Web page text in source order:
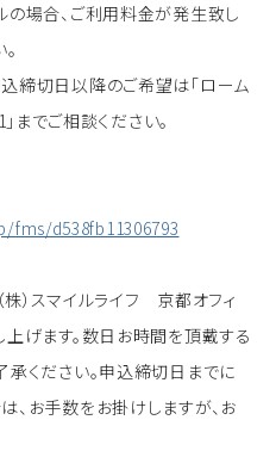
の場合、ご利用料金が発生致し
締切日以降のご希望は「ローム
までご相談ください。
d538fb11306793
）スマイルライフ 京都オフィ
げます。数日お時間を頂戴する
ください。申込締切日までに
お手数をお掛けしますが、お